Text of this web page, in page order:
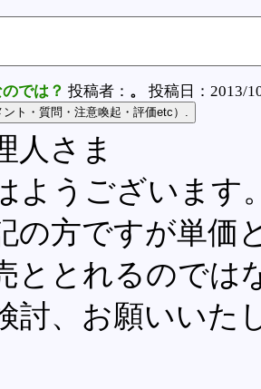
では？ 投稿者： 。 投稿日：2013/
人さま
ようございます
の方ですが単価
ととれるのでは
討、お願いいた